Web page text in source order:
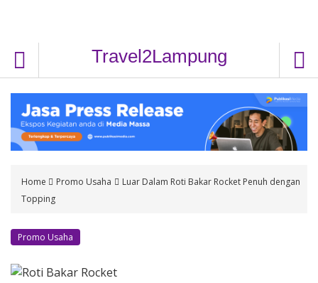
Travel2Lampung
Home Promo Usaha
Luar Dalam Roti Bakar Rocket Penuh dengan
Topping
Promo Usaha